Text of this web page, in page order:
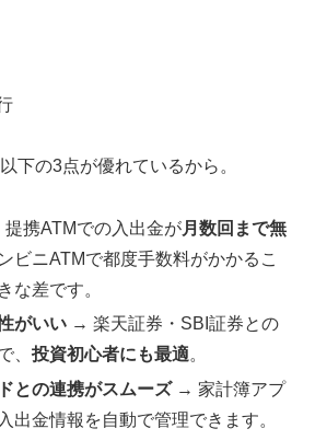
下の3点が優れているから。
携ATMでの入出金が月数回まで無
ビニATMで都度手数料がかかるこ
な差です。
がいい → 楽天証券・SBI証券との
、投資初心者にも最適。
との連携がスムーズ→ 家計簿アプ
出金情報を自動で管理できます。